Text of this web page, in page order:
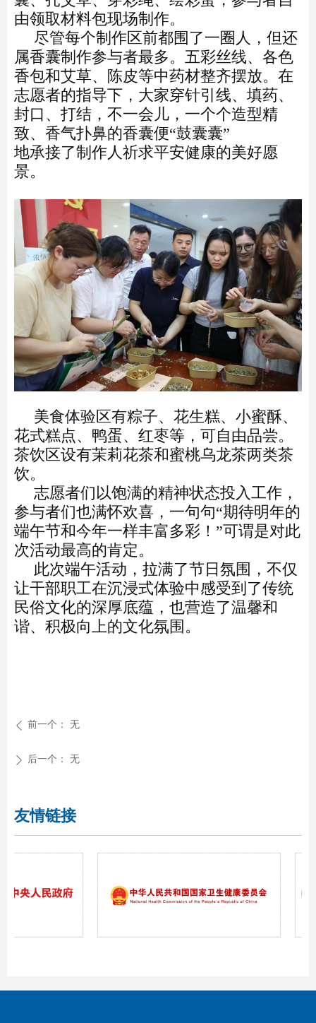
由领取材料包现场制作。
尽管每个制作区前都围了一圈人，但还
属香囊制作参与者最多。五彩丝线、各色
香包和艾草、陈皮等中药材整齐摆放。在
志愿者的指导下，大家穿针引线、填药、
封口、打结，不一会儿，一个个造型精
致、香气扑鼻的香囊便“鼓囊囊”
地承接了制作人祈求平安健康的美好愿
景。
美食体验区有粽子、花生糕、小蜜酥、
花式糕点、鸭蛋、 红枣等，可自由品尝。
茶饮区设有茉莉花茶和蜜桃乌龙茶两类茶
饮。
志愿者们以饱满的精神状态投入工作，
参与者们也满怀欢喜，一句句“期待明年的
端午节和今年一样丰富多彩！”可谓是对此
次活动最高的肯定。
此次端午活动，拉满了节日氛围，不仅
让干部职工在沉浸式体验中感受到了传统
民俗文化的深厚底蕴，也营造了温馨和
谐、积极向上的文化氛围。
ꄴ 前一个： 无
ꄲ 后一个： 无
友情链接